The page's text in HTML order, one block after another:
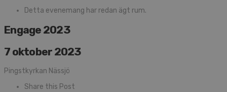
Detta evenemang har redan ägt rum.
Engage 2023
7 oktober 2023
Pingstkyrkan Nässjö
Share this Post